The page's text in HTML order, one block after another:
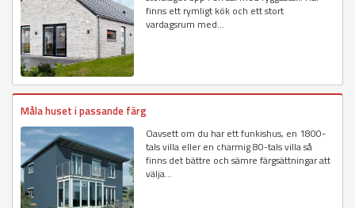
finns ett rymligt kök och ett stort
vardagsrum med...
Måla huset i passande färg
Oavsett om du har ett funkishus, en 1800-
tals villa eller en charmig 80-tals villa så
finns det bättre och sämre färgsättningar att
välja...